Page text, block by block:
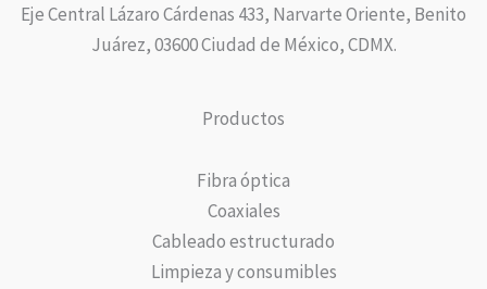
Eje Central Lázaro Cárdenas 433, Narvarte Oriente, Benito
Juárez, 03600 Ciudad de México, CDMX.
Productos
Fibra óptica
Coaxiales
Cableado estructurado
Limpieza y consumibles